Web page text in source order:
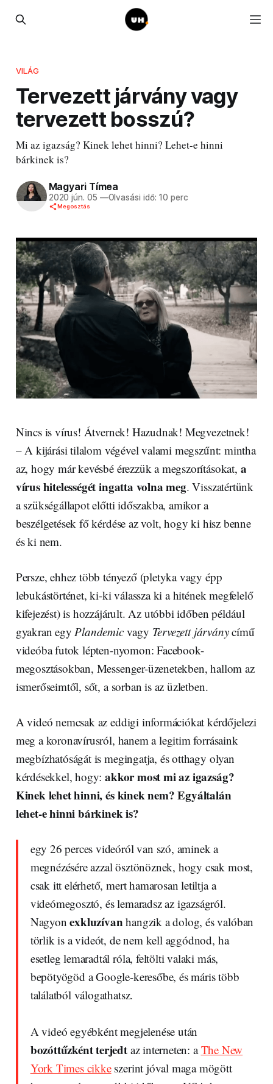
VILÁG
Tervezett járvány vagy
tervezett bosszú?
Mi az igazság? Kinek lehet hinni? Lehet-e hinni
bárkinek is?
Magyari Tímea
2020 jún. 05 —Olvasási idő: 10 perc
Megosztás
Nincs is vírus! Átvernek! Hazudnak! Megvezetnek!
– A kijárási tilalom végével valami megszűnt: mintha
az, hogy már kevésbé érezzük a megszorításokat, a
vírus hitelességét ingatta volna meg. Visszatértünk
a szükségállapot előtti időszakba, amikor a
beszélgetések fő kérdése az volt, hogy ki hisz benne
és ki nem.
Persze, ehhez több tényező (pletyka vagy épp
lebukástörténet, ki-ki válassza ki a hitének megfelelő
kifejezést) is hozzájárult. Az utóbbi időben például
gyakran egy Plandemic vagy Tervezett járványcímű
videóba futok lépten-nyomon: Facebook-
megosztásokban, Messenger-üzenetekben, hallom az
ismerőseimtől, sőt, a sorban is az üzletben.
A videó nemcsak az eddigi információkat kérdőjelezi
meg a koronavírusról, hanem a legitim forrásaink
megbízhatóságát is megingatja, és otthagy olyan
kérdésekkel, hogy:akkor most mi az igazság?
Kinek lehet hinni, és kinek nem? Egyáltalán
lehet-e hinni bárkinek is?
egy 26 perces videóról van szó, aminek a
megnézésére azzal ösztönöznek, hogy csak most,
csak itt elérhető, mert hamarosan letiltja a
videómegosztó, és lemaradsz az igazságról.
Nagyonexkluzívanhangzik a dolog, és valóban
törlik is a videót, de nem kell aggódnod, ha
esetleg lemaradtál róla, feltölti valaki más,
bepötyögöd a Google-keresőbe, és máris több
találatból válogathatsz.
A videó egyébként megjelenése után
bozóttűzként terjedtaz interneten: aThe New
York Times cikkeszerint jóval maga mögött